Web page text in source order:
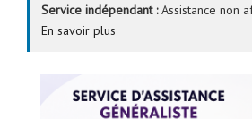
Service indépendant :Assistance non
En savoir plus